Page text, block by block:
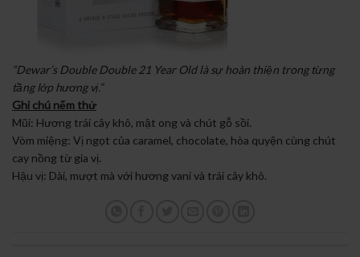
“Dewar’s Double Double 21 Year Old là sự hoàn thiện trong từng
tầng lớp hương vị.”
Ghi chú nếm thử
Mũi: Hương trái cây khô, mật ong và chút gỗ sồi.
Vòm miệng: Vị ngọt của caramel, chocolate, hòa quyện cùng chút
cay nồng từ gia vị.
Hậu vị: Dài, mượt mà với hương vani và trái cây khô.